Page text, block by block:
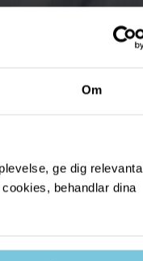
Om
ge dig relevanta
behandlar dina